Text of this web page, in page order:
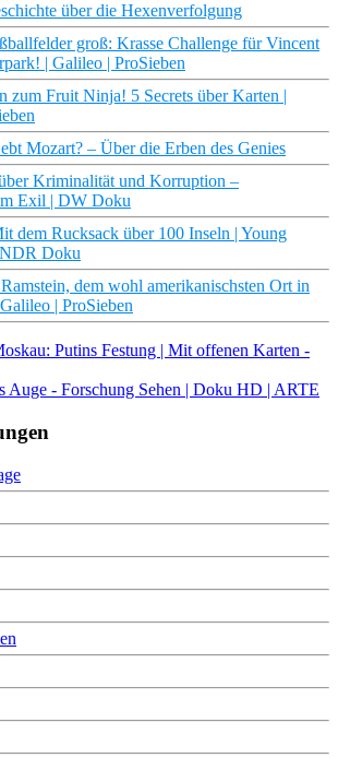
über die Hexenverfolgung
groß: Krasse Challenge für Vincent
| Galileo | ProSieben
zum Fruit Ninja! 5 Secrets über Karten |
Mozart? – Über die Erben des Genies
Kriminalität und Korruption –
Exil | DW Doku
dem Rucksack über 100 Inseln | Young
Doku
dem wohl amerikanischsten Ort in
| ProSieben
Putins Festung | Mit offenen Karten -
Auge - Forschung Sehen | Doku HD | ARTE